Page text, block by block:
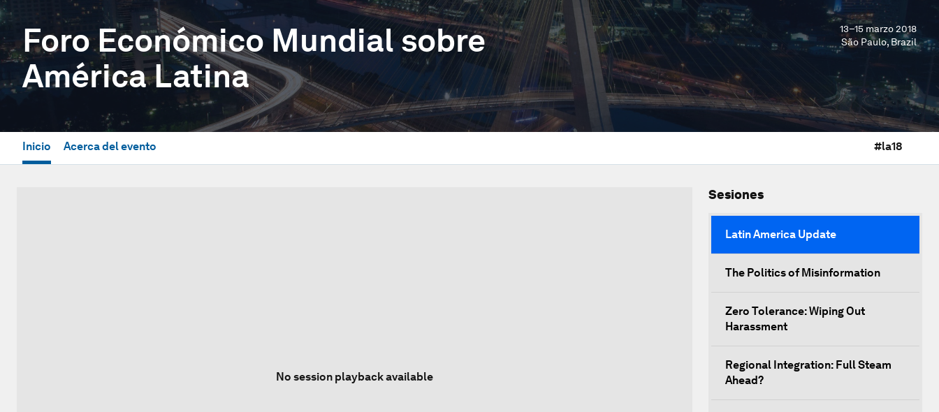
Foro Económico Mundial sobre
América Latina
13–15 marzo 2018
São Paulo, Brazil
Inicio Acerca del evento #la18
No session playback available
Sesiones
Latin America Update
The Politics of Misinformation
Zero Tolerance: Wiping Out
Harassment
Regional Integration: Full Steam
Ahead?